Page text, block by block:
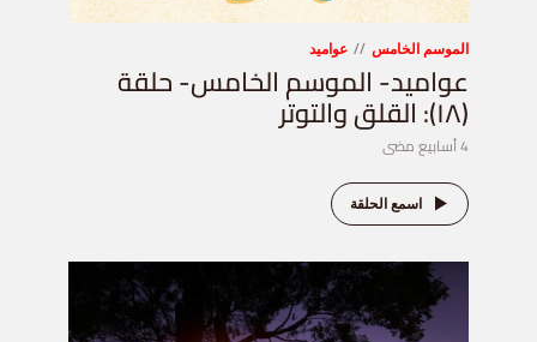
الموسم الخامس عواميد
عواميد- الموسم الخامس- حلقة
(١٨): القلق والتوتر
4 أسابيع مضى
اسمع الحلقة